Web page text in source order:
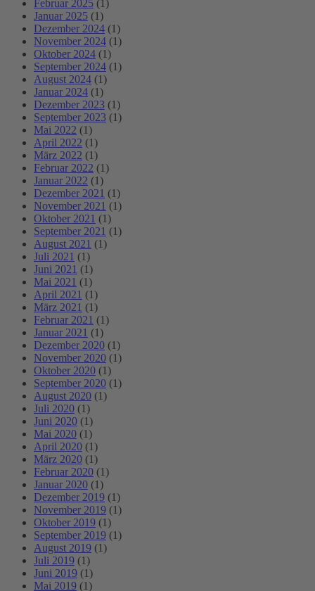
Februar 2025 (1)
Januar 2025 (1)
Dezember 2024 (1)
November 2024 (1)
Oktober 2024 (1)
September 2024 (1)
August 2024 (1)
Januar 2024 (1)
Dezember 2023 (1)
September 2023 (1)
Mai 2022 (1)
April 2022 (1)
März 2022 (1)
Februar 2022 (1)
Januar 2022 (1)
Dezember 2021 (1)
November 2021 (1)
Oktober 2021 (1)
September 2021 (1)
August 2021 (1)
Juli 2021 (1)
Juni 2021 (1)
Mai 2021 (1)
April 2021 (1)
März 2021 (1)
Februar 2021 (1)
Januar 2021 (1)
Dezember 2020 (1)
November 2020 (1)
Oktober 2020 (1)
September 2020 (1)
August 2020 (1)
Juli 2020 (1)
Juni 2020 (1)
Mai 2020 (1)
April 2020 (1)
März 2020 (1)
Februar 2020 (1)
Januar 2020 (1)
Dezember 2019 (1)
November 2019 (1)
Oktober 2019 (1)
September 2019 (1)
August 2019 (1)
Juli 2019 (1)
Juni 2019 (1)
Mai 2019 (1)